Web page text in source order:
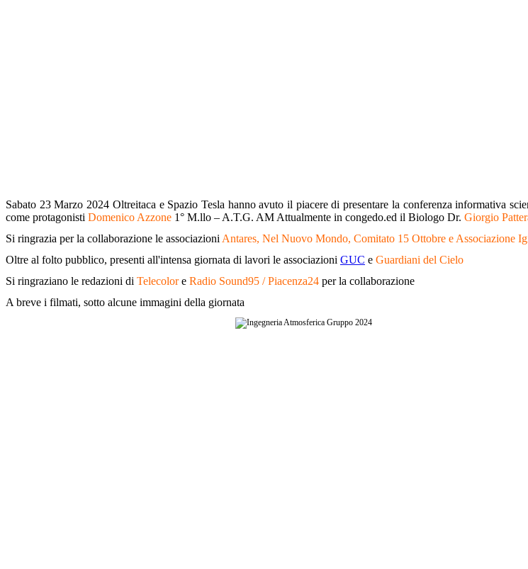
Sabato 23 Marzo 2024 Oltreitaca e Spazio Tesla hanno avuto il piacere di presentare la conferenza informativa
come protagonisti Domenico Azzone 1° M.llo – A.T.G. AM Attualmente in congedo.ed il Biologo Dr. Giorgio
Si ringrazia per la collaborazione le associazioni Antares, Nel Nuovo Mondo, Comitato 15 Ottobre e Associazione
Oltre al folto pubblico, presenti all'intensa giornata di lavori le associazioni GUC e Guardiani del Cielo
Si ringraziano le redazioni di Telecolore Radio Sound95 / Piacenza24 per la collaborazione
A breve i filmati, sotto alcune immagini della giornata